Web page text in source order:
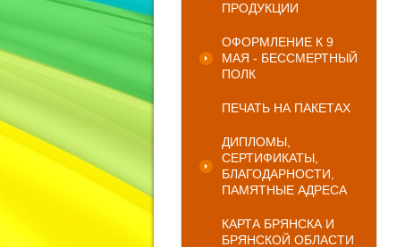
ПРОДУКЦИИ
ОФОРМЛЕНИЕ К 9
МАЯ - БЕССМЕРТНЫЙ
ПОЛК
ПЕЧАТЬ НА ПАКЕТАХ
ДИПЛОМЫ,
СЕРТИФИКАТЫ,
БЛАГОДАРНОСТИ,
ПАМЯТНЫЕ АДРЕСА
КАРТА БРЯНСКА И
БРЯНСКОЙ ОБЛАСТИ